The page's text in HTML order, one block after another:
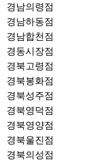
경남의령점
경남하동점
경남합천점
경동시장점
경북고령점
경북봉화점
경북성주점
경북영덕점
경북영양점
경북울진점
경북의성점